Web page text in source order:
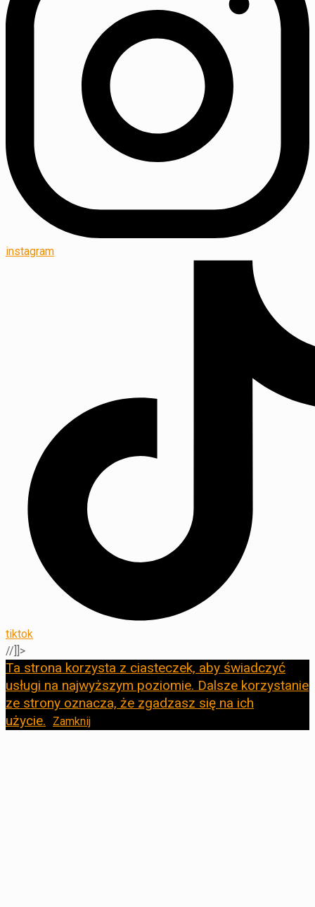
instagram
tiktok
//]]>
Ta strona korzysta z ciasteczek, aby świadczyć
usługi na najwyższym poziomie. Dalsze korzystanie
ze strony oznacza, że zgadzasz się na ich
użycie.
Zamknij